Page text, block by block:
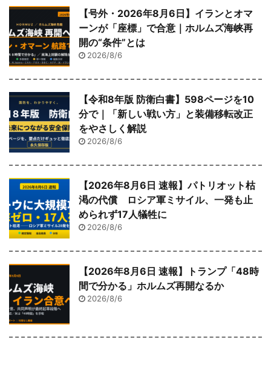
【号外・2026年8月6日】イランとオマ
ーンが「座標」で合意｜ホルムズ海峡再
開の“条件”とは
2026/8/6
【令和8年版 防衛白書】598ページを10
分で｜「新しい戦い方」と装備移転改正
をやさしく解説
2026/8/6
【2026年8月6日 速報】パトリオット枯
渇の代償 ロシア軍ミサイル、一発も止
められず17人犠牲に
2026/8/6
【2026年8月6日 速報】トランプ「48時
間で分かる」ホルムズ再開なるか
2026/8/6